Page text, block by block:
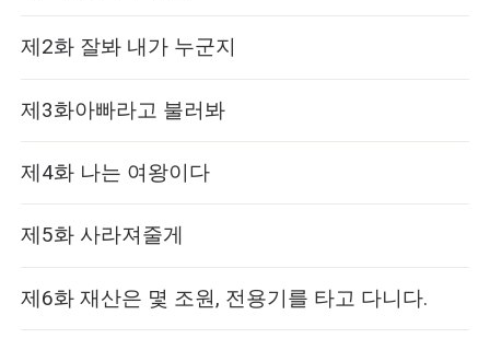
제2화 잘봐 내가 누군지
제3화아빠라고 불러봐
제4화 나는 여왕이다
제5화 사라져줄게
제6화 재산은 몇 조원, 전용기를 타고 다니다.